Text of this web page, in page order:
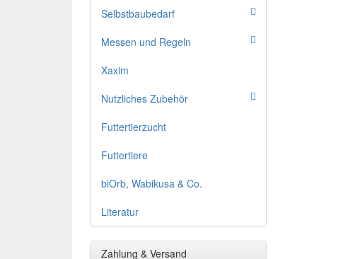
Selbstbaubedarf
Messen und Regeln
Xaxim
Nutzliches Zubehör
Futtertierzucht
Futtertiere
biOrb, Wabikusa & Co.
Literatur
Zahlung & Versand